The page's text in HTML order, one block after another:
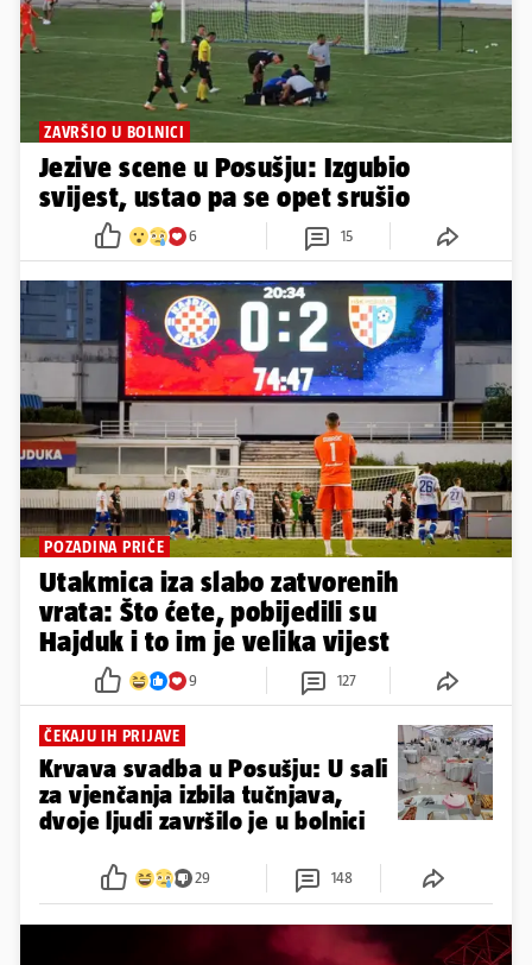
ZAVRŠIO U BOLNICI
Jezive scene u Posušju: Izgubio
svijest, ustao pa se opet srušio
6 15
POZADINA PRIČE
Utakmica iza slabo zatvorenih
vrata: Što ćete, pobijedili su
Hajduk i to im je velika vijest
9 127
ČEKAJU IH PRIJAVE
Krvava svadba u Posušju: U sali
za vjenčanja izbila tučnjava,
dvoje ljudi završilo je u bolnici
29 148